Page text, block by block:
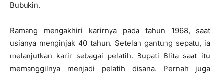
Bubukin.
Ramang mengakhiri karirnya pada tahun 1968, saat
usianya menginjak 40 tahun. Setelah gantung sepatu, ia
melanjutkan karir sebagai pelatih. Bupati Blita saat itu
memanggilnya menjadi pelatih disana. Pernah juga